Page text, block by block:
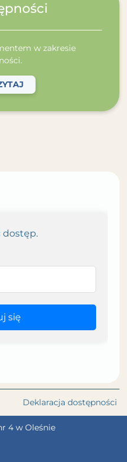
w zakresie
dostęp.
się
Deklaracja dostępności
4 w Oleśnie